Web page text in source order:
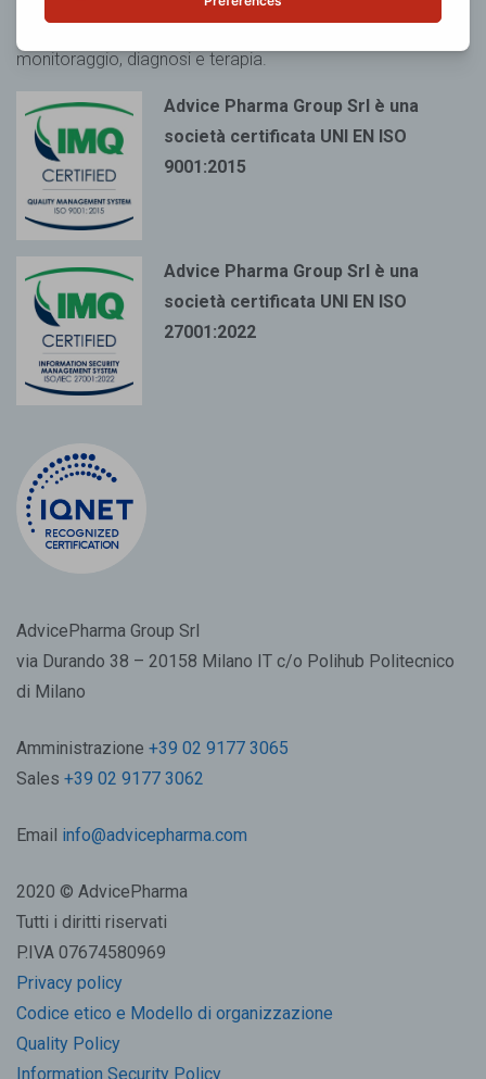
medicisoftware standalone con destinazione d’uso
monitoraggio, diagnosi e terapia.
Advice Pharma Group Srl è una
società certificata UNI EN ISO
9001:2015
Advice Pharma Group Srl è una
società certificata UNI EN ISO
27001:2022
AdvicePharma Group Srl
via Durando 38 – 20158 Milano IT c/o Polihub Politecnico
di Milano
Amministrazione +39 02 9177 3065
Sales +39 02 9177 3062
Email info@advicepharma.com
2020 © AdvicePharma
Tutti i diritti riservati
P.IVA 07674580969
Privacy policy
Codice etico e Modello di organizzazione
Quality Policy
Information Security Policy